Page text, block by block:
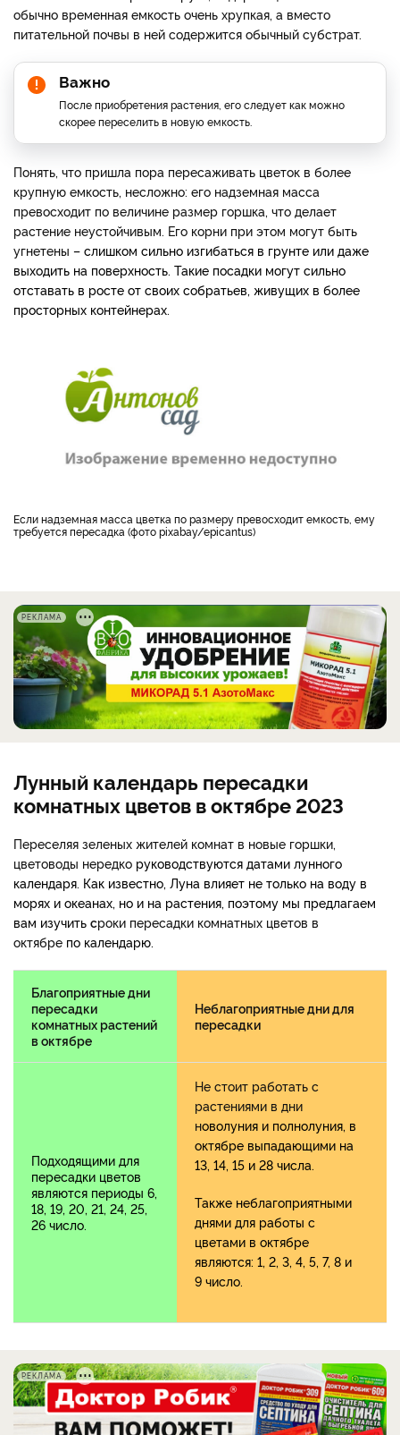
обычно временная емкость очень хрупкая, а вместо
питательной почвы в ней содержится обычный субстрат.
Важно
После приобретения растения, его следует как можно
скорее переселить в новую емкость.
Понять, что пришла пора пересаживать цветок в более
крупную емкость, несложно: его надземная масса
превосходит по величине размер горшка, что делает
растение неустойчивым. Его корни при этом могут быть
угнетены – слишком сильно изгибаться в грунте или даже
выходить на поверхность. Такие посадки могут сильно
отставать в росте от своих собратьев, живущих в более
просторных контейнерах.
Если надземная масса цветка по размеру превосходит емкость, ему
требуется пересадка (фото pixabay/epicantus)
РЕКЛАМА
Лунный календарь пересадки
комнатных цветов в октябре 2023
Переселяя зеленых жителей комнат в новые горшки,
цветоводы нередко руководствуются датами лунного
календаря. Как известно, Луна влияет не только на воду в
морях и океанах, но и на растения, поэтому мы предлагаем
вам изучить сроки пересадки комнатных цветов в
октябре по календарю.
Благоприятные дни
пересадки
комнатных растений
в октябре
Неблагоприятные дни для
пересадки
Подходящими для
пересадки цветов
являются периоды 6,
18, 19, 20, 21, 24, 25,
26 число.
Не стоит работать с
растениями в дни
новолуния и полнолуния, в
октябре выпадающими на
13, 14, 15 и 28 числа.
Также неблагоприятными
днями для работы с
цветами в октябре
являются: 1, 2, 3, 4, 5, 7, 8 и
9 число.
РЕКЛАМА